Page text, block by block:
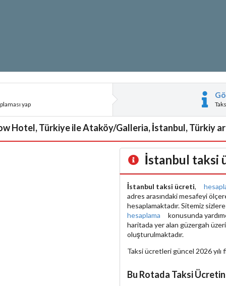
yap
Hotel, Türkiye ile Ataköy/Galleria, İstanbul, Türkiy
İstanbul taksi
İstanbul taksi ücreti,
adres arasındaki mesafeyi
hesaplamaktadır. Sitemiz
hesaplama
konusunda
haritada yer alan güzergah
oluşturulmaktadır.
Taksi ücretleri güncel 2026 yılı
Bu Rotada Taksi